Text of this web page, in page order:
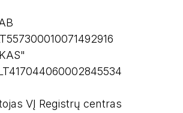
AB
BANKAS"
LT417044060002845534
VĮ Registrų centras